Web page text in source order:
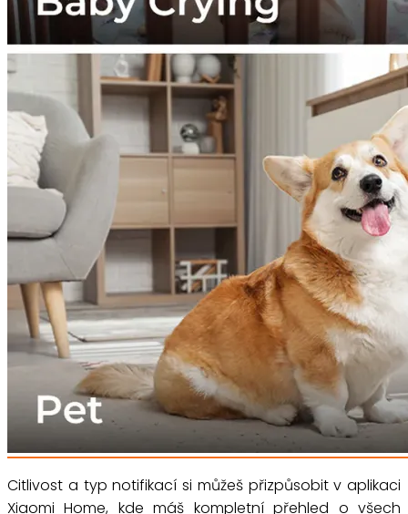
Citlivost a typ notifikací si můžeš přizpůsobit v aplikaci
Xiaomi Home, kde máš kompletní přehled o všech